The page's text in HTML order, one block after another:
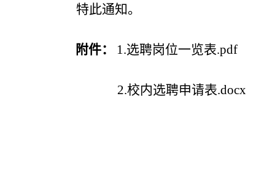
特此通知。
附件： 1.选聘岗位一览表.pdf
2.校内选聘申请表.docx